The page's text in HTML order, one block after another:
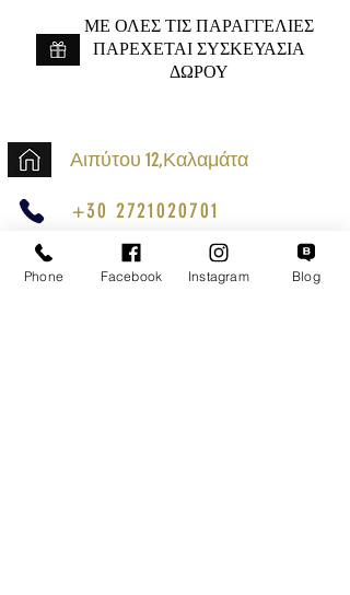
ME ΟΛΕΣ ΤΙΣ ΠΑΡΑΓΓΕΛΙΕΣ
ΠΑΡΕΧΕΤΑΙ ΣΥΣΚΕΥΑΣΙΑ
ΔΩΡΟΥ
Αιπύτου 12,Καλαμάτα
+30 2721020701
k.mouzos.wix@gmail.com
Εντοπισμός Δέματος
Phone Facebook Instagram Blog